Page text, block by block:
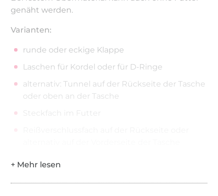
genäht werden.
Varianten:
runde oder eckige Klappe
Laschen für Kordel oder für D-Ringe
alternativ: Tunnel auf der Rückseite der Tasche
oder oben an der Tasche
Steckfach im Futter
Das E-Book enthält die Schnittmuster für die
Größen 3 und 4, sowie eine ausführliche Schritt-